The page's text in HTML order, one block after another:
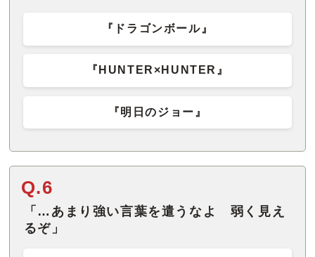
『ドラゴンボール』
『HUNTER×HUNTER』
『明日のジョー』
Q.6
「…あまり強い言葉を遣うなよ 弱く見え
るぞ」